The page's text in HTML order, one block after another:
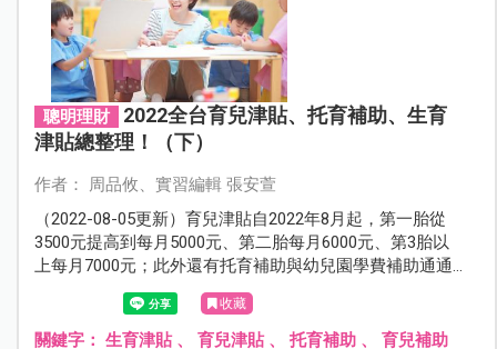
聰明理財
2022全台育兒津貼、托育補助、生育
津貼總整理！（下）
作者： 周品攸、實習編輯 張安萱
（2022-08-05更新）育兒津貼自2022年8月起，第一胎從
3500元提高到每月5000元、第二胎每月6000元、第3胎以
上每月7000元；此外還有托育補助與幼兒園學費補助通通
再加碼，讓爸媽領好領滿！本文整理了2022最新育兒補
助、生育津貼，還有各縣市加碼的津貼補助金額，看完秒
懂！
收藏
關鍵字： 生育津貼、 育兒津貼、 托育補助 、 育兒補助